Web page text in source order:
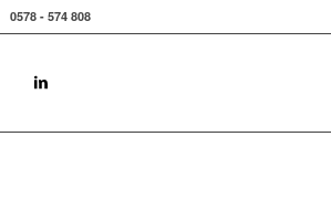
0578 - 574 808